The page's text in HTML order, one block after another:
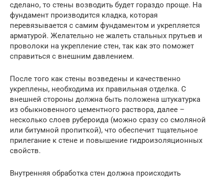
сделано, то стены возводить будет гораздо проще. На
фундамент производится кладка, которая
перевязывается с самим фундаментом и укрепляется
арматурой. Желательно не жалеть стальных прутьев и
проволоки на укрепление стен, так как это поможет
справиться с внешним давлением.
После того как стены возведены и качественно
укреплены, необходима их правильная отделка. С
внешней стороны должна быть положена штукатурка
из обыкновенного цементного раствора, далее –
несколько слоев рубероида (можно сразу со смоляной
или битумной пропиткой), что обеспечит тщательное
прилегание к стене и повышение гидроизоляционных
свойств.
Внутренняя обработка стен должна происходить